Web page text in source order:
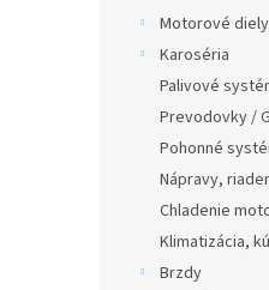
Motorové
Karoséria
Palivové
Prevodovky /
Pohonné
Nápravy,
Chladenie
Klimatizácia,
Brzdy